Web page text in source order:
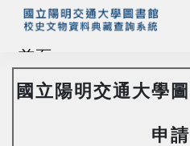
首頁
藏品查詢
國立陽明交通大學
申